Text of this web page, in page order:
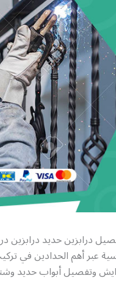
درابزين حديد درابزين
عبر أهم الحدادين في
وتفصيل أبواب حديد